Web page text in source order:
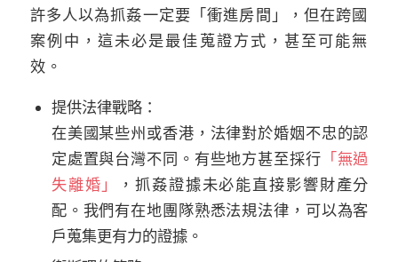
許多人以為抓姦一定要「衝進房間」，但在跨國
案例中，這未必是最佳蒐證方式，甚至可能無
效。
提供法律戰略：
在美國某些州或香港，法律對於婚姻不忠的認
定處置與台灣不同。有些地方甚至採行 「無過
失離婚」
，抓姦證據未必能直接影響財產分
配。我們有在地團隊熟悉法規法律，可以為客
戶蒐集更有力的證據。